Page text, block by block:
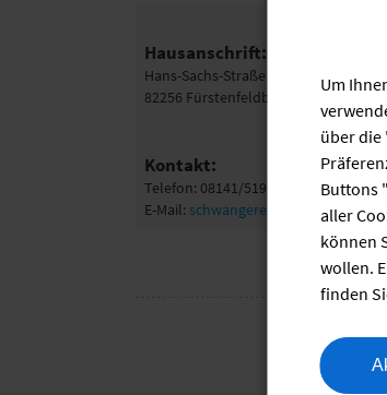
Hausanschrift:
Hans-Sachs-Straße 9
82256 Fürstenfeldbruck
Kontakt:
Telefon: 08141/519-821
E-Mail: schwangerenberatung@lra-
Um
über die
Buttons
aller
können
wollen.
finden